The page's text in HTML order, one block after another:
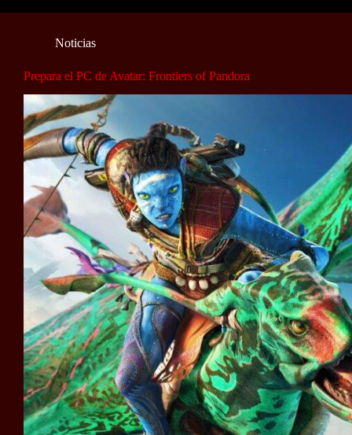
Noticias
Prepara el PC de Avatar: Frontiers of Pandora